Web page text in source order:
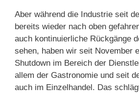
Aber während die Industrie seit
bereits wieder nach oben
auch kontinuierliche Rückgänge
sehen, haben wir seit November
Shutdown im Bereich der
allem der Gastronomie und seit
auch im Einzelhandel. Das